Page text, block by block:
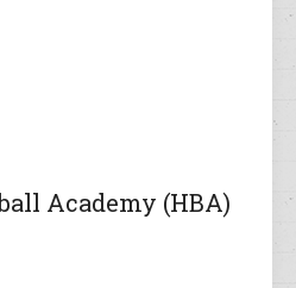
Academy (HBA)